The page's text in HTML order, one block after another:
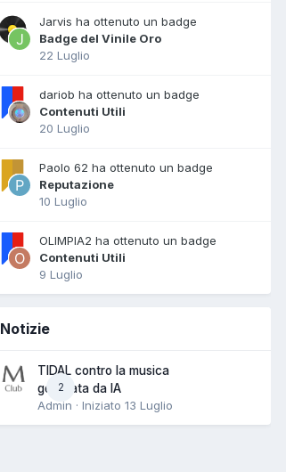
Jarvis ha ottenuto un badge
Badge del Vinile Oro
22 Luglio
dariob ha ottenuto un badge
Contenuti Utili
20 Luglio
Paolo 62 ha ottenuto un badge
Reputazione
10 Luglio
OLIMPIA2 ha ottenuto un badge
Contenuti Utili
9 Luglio
Notizie
2
TIDAL contro la musica
generata da IA
Admin · Iniziato 13 Luglio